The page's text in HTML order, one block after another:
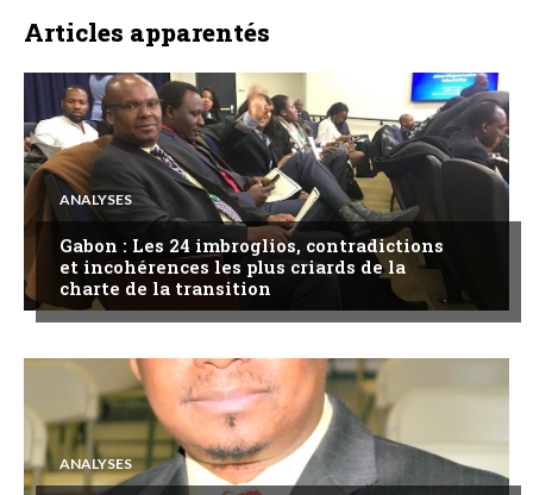
Articles apparentés
ANALYSES
Gabon : Les 24 imbroglios, contradictions
et incohérences les plus criards de la
charte de la transition
ANALYSES